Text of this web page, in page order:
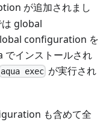
が追加されまし
は global
configuration を
でインストールされ
aqua exec が実行され
も含めて全